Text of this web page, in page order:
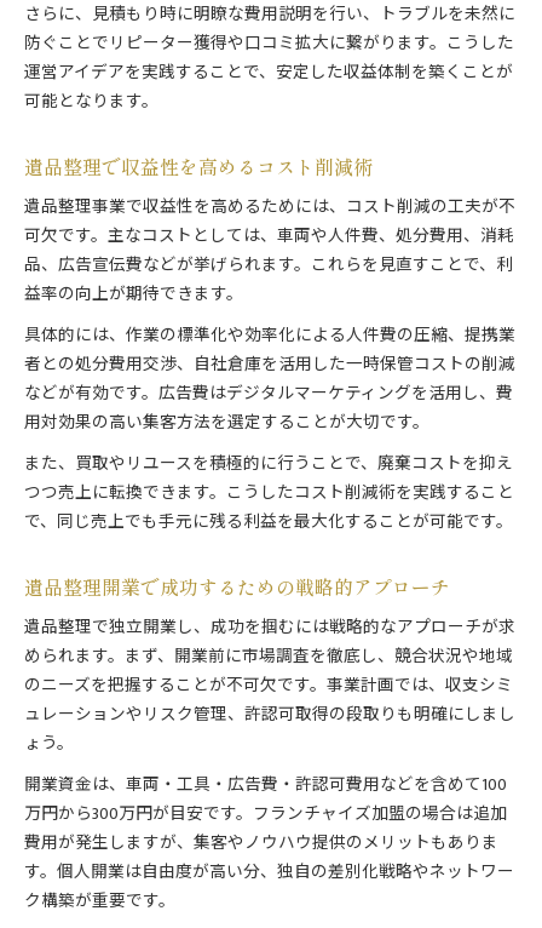
さらに、見積もり時に明瞭な費用説明を行い、トラブルを未然に
防ぐことでリピーター獲得や口コミ拡大に繋がります。こうした
運営アイデアを実践することで、安定した収益体制を築くことが
可能となります。
遺品整理で収益性を高めるコスト削減術
遺品整理事業で収益性を高めるためには、コスト削減の工夫が不
可欠です。主なコストとしては、車両や人件費、処分費用、消耗
品、広告宣伝費などが挙げられます。これらを見直すことで、利
益率の向上が期待できます。
具体的には、作業の標準化や効率化による人件費の圧縮、提携業
者との処分費用交渉、自社倉庫を活用した一時保管コストの削減
などが有効です。広告費はデジタルマーケティングを活用し、費
用対効果の高い集客方法を選定することが大切です。
また、買取やリユースを積極的に行うことで、廃棄コストを抑え
つつ売上に転換できます。こうしたコスト削減術を実践すること
で、同じ売上でも手元に残る利益を最大化することが可能です。
遺品整理開業で成功するための戦略的アプローチ
遺品整理で独立開業し、成功を掴むには戦略的なアプローチが求
められます。まず、開業前に市場調査を徹底し、競合状況や地域
のニーズを把握することが不可欠です。事業計画では、収支シミ
ュレーションやリスク管理、許認可取得の段取りも明確にしまし
ょう。
開業資金は、車両・工具・広告費・許認可費用などを含めて100
万円から300万円が目安です。フランチャイズ加盟の場合は追加
費用が発生しますが、集客やノウハウ提供のメリットもありま
す。個人開業は自由度が高い分、独自の差別化戦略やネットワー
ク構築が重要です。